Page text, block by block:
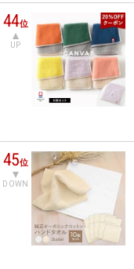
44位
UP
45位
DOWN